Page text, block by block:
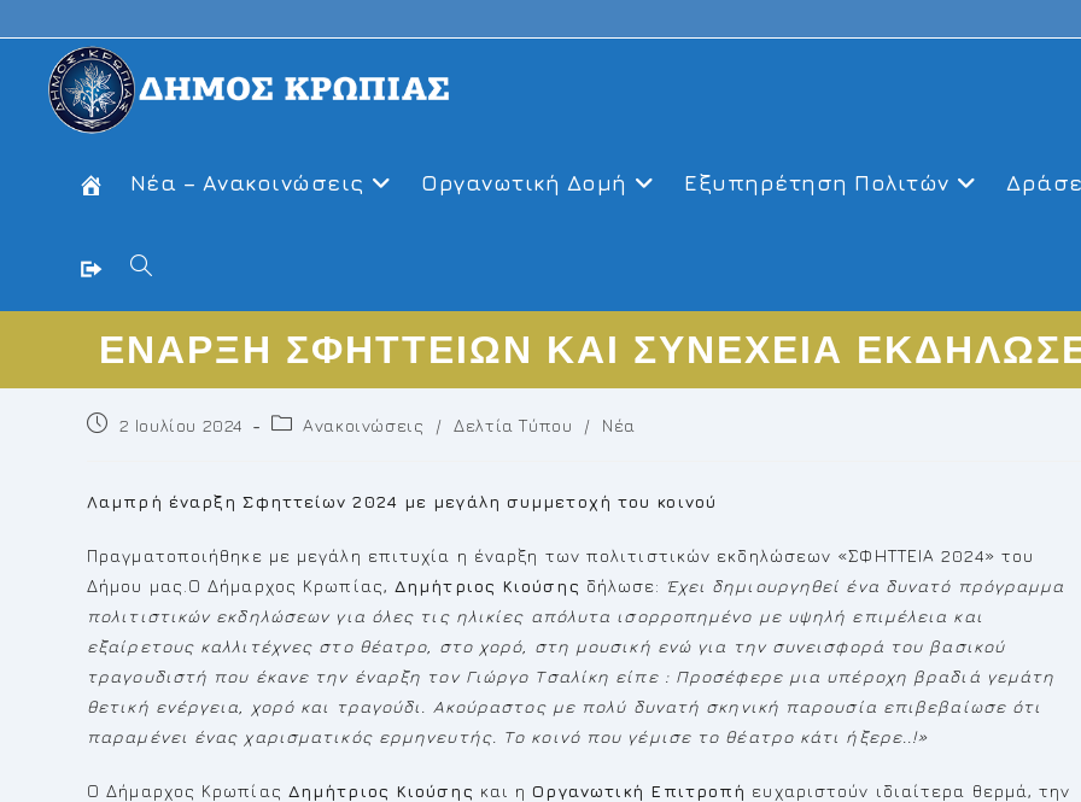
to
content
Νέα – Ανακοινώσεις Οργανωτική Δομή Εξυπηρέτηση Πολιτών
Toggle
website
search
ΕΝΑΡΞΗ ΣΦΗΤΤΕΙΩΝ ΚΑΙ ΣΥΝΕΧΕΙΑ
Post2 Ιουλίου 2024
PostΑνακοινώσεις / Δελτία Τύπου / Νέα
Λαμπρή έναρξη Σφηττείων 2024 με μεγάλη συμμετοχή του κοινού
Πραγματοποιήθηκε με μεγάλη επιτυχία η έναρξη των πολιτιστικών εκδηλώσεων «ΣΦΗΤΤΕΙΑ 2024» του
Δήμου μας.Ο Δήμαρχος Κρωπίας, Δημήτριος Κιούσης δήλωσε: Έχει δημιουργηθεί ένα δυνατό πρόγραμμα
πολιτιστικών εκδηλώσεων για όλες τις ηλικίες απόλυτα ισορροπημένο με υψηλή επιμέλεια και
εξαίρετους καλλιτέχνες στο θέατρο, στο χορό, στη μουσική ενώ για την συνεισφορά του βασικού
τραγουδιστή που έκανε την έναρξη τον Γιώργο Τσαλίκη είπε : Προσέφερε μια υπέροχη βραδιά γεμάτη
θετική ενέργεια, χορό και τραγούδι. Ακούραστος με πολύ δυνατή σκηνική παρουσία επιβεβαίωσε ότι
παραμένει ένας χαρισματικός ερμηνευτής. Το κοινό που γέμισε το θέατρο κάτι ήξερε..!»
Ο Δήμαρχος Κρωπίας Δημήτριος Κιούσης και ηΟργανωτική Επιτροπή ευχαριστούν ιδιαίτερα θερμά, την